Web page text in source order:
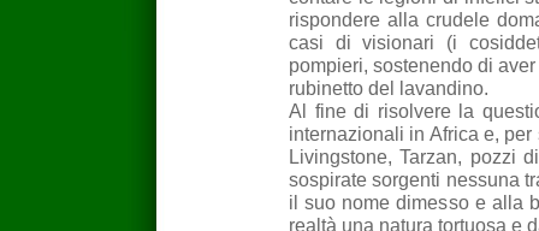
rispondere alla crudele
casi di visionari (i
pompieri, sostenendo di
rubinetto del lavandino.
Al fine di risolvere la
internazionali in Africa e,
Livingstone, Tarzan, pozzi
sospirate sorgenti nessuna
il suo nome dimesso e alla
realtà una natura tortuosa e